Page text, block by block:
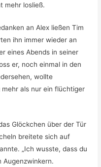
mehr losließ.
an Alex ließen Tim
ihn immer wieder an
eines Abends in seiner
er, noch einmal in den
wollte
als nur ein flüchtiger
Glöckchen über der Tür
breitete sich auf
„Ich wusste, dass du
Augenzwinkern.